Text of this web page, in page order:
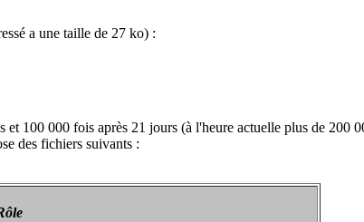
a une taille de 27 ko) :
et 100 000 fois après 21 jours (à l'heure actuelle plus de 200
des fichiers suivants :